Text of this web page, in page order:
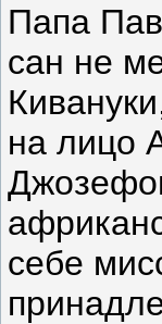
Папа
сан не
на лицо
себе